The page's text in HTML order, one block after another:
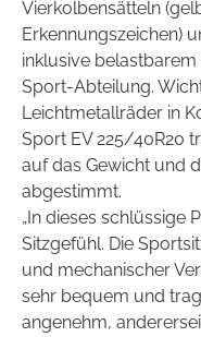
Vierkolbensätteln
Erkennungszeichen)
inklusive
Sport-Abteilung.
Leichtmetallräder in
Sport EV 225/40R20
auf das Gewicht und
abgestimmt.
„In dieses schlüssige
Sitzgefühl. Die
und mechanischer
sehr bequem und
angenehm,